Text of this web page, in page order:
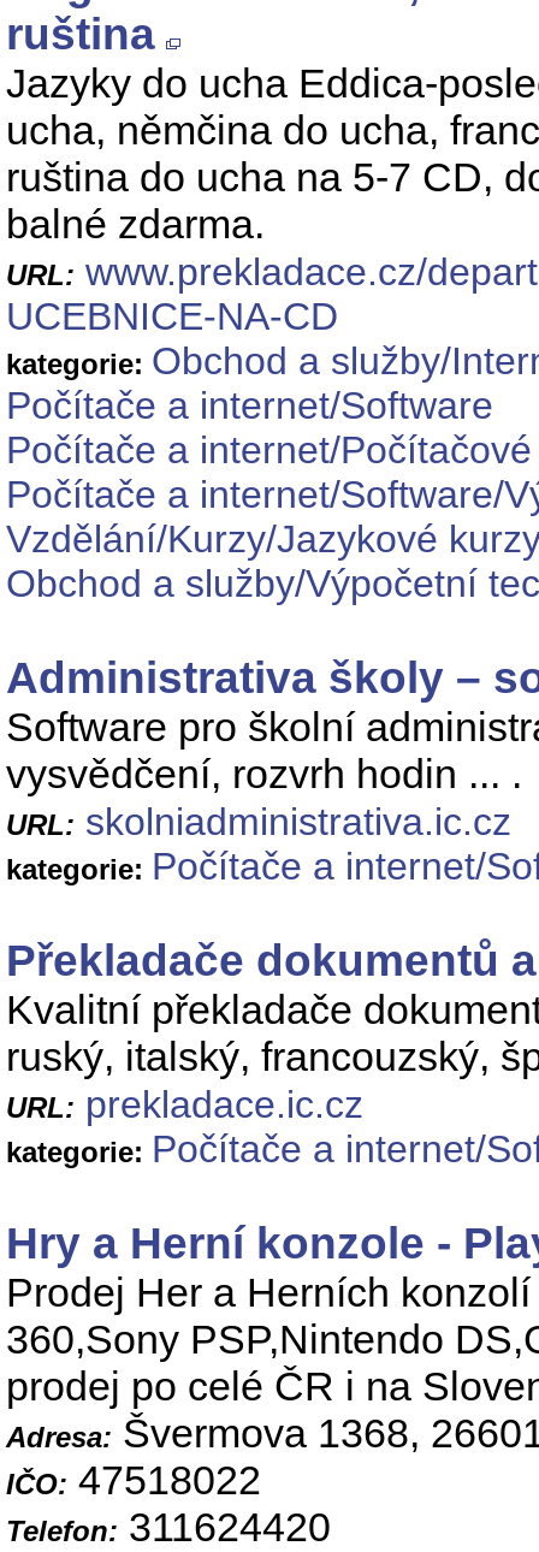
ruština
Jazyky do ucha Eddica-
ucha, němčina do ucha,
ruština do ucha na 5-7 CD,
balné zdarma.
URL: www.prekladace.cz/
UCEBNICE-NA-CD
kategorie: Obchod a služby/
Počítače a internet/Software
Počítače a internet/
Počítače a internet/Software/
Vzdělání/Kurzy/Jazykové
Obchod a služby/Výpočetní
Administrativa školy –
Software pro školní
vysvědčení, rozvrh hodin ... .
URL: skolniadministrativa.ic.cz
kategorie: Počítače a internet/
Překladače dokumentů
Kvalitní překladače
ruský, italský, francouzský,
URL: prekladace.ic.cz
kategorie: Počítače a internet/
Hry a Herní konzole -
Prodej Her a Herních
360,Sony PSP,Nintendo
prodej po celé ČR i na
Adresa: Švermova 1368,
IČO: 47518022
Telefon: 311624420